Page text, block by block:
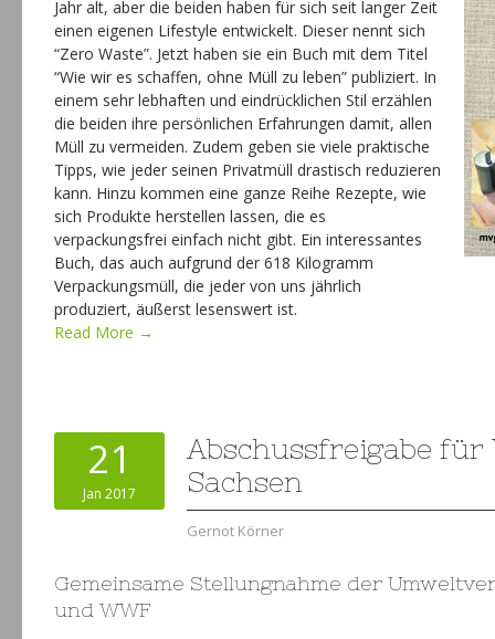
Jahr alt, aber die beiden haben für sich seit langer Zeit
einen eigenen Lifestyle entwickelt. Dieser nennt sich
“Zero Waste”. Jetzt haben sie ein Buch mit dem Titel
“Wie wir es schaffen, ohne Müll zu leben” publiziert. In
einem sehr lebhaften und eindrücklichen Stil erzählen
die beiden ihre persönlichen Erfahrungen damit, allen
Müll zu vermeiden. Zudem geben sie viele praktische
Tipps, wie jeder seinen Privatmüll drastisch reduzieren
kann. Hinzu kommen eine ganze Reihe Rezepte, wie
sich Produkte herstellen lassen, die es
verpackungsfrei einfach nicht gibt. Ein interessantes
Buch, das auch aufgrund der 618 Kilogramm
Verpackungsmüll, die jeder von uns jährlich
produziert, äußerst lesenswert ist.
Read More →
21
Jan 2017
Abschussfreigabe für
Sachsen
Gernot Körner
Gemeinsame Stellungnahme der
und WWF